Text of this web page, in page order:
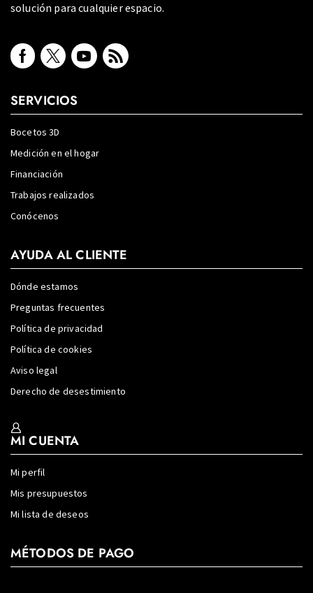
solución para cualquier espacio.
SERVICIOS
Bocetos 3D
Medición en el hogar
Financiación
Trabajos realizados
Conócenos
AYUDA AL CLIENTE
Dónde estamos
Preguntas frecuentes
Política de privacidad
Política de cookies
Aviso legal
Derecho de desestimiento
MI CUENTA
Mi perfil
Mis presupuestos
Mi lista de deseos
MÉTODOS DE PAGO